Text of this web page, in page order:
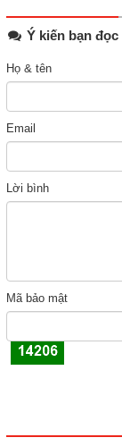
Ý kiến bạn đọc
Họ & tên
Email
Lời bình
Mã bảo mật